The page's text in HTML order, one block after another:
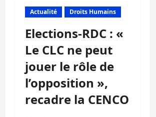
Actualité Droits Humains
Elections-RDC : «
Le CLC ne peut
jouer le rôle de
l’opposition »,
recadre la CENCO